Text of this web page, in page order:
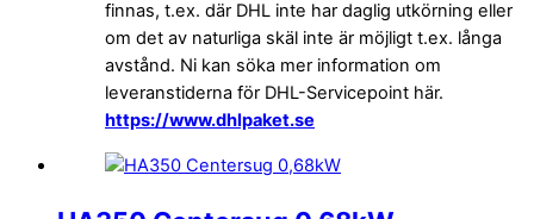
finnas, t.ex. där DHL inte har daglig utkörning eller
om det av naturliga skäl inte är möjligt t.ex. långa
avstånd. Ni kan söka mer information om
leveranstiderna för DHL-Servicepoint här.
https://www.dhlpaket.se